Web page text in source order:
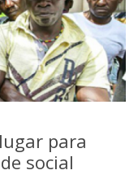
para
social